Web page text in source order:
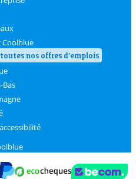
Coolblue
nos offres d'emplois
Bas